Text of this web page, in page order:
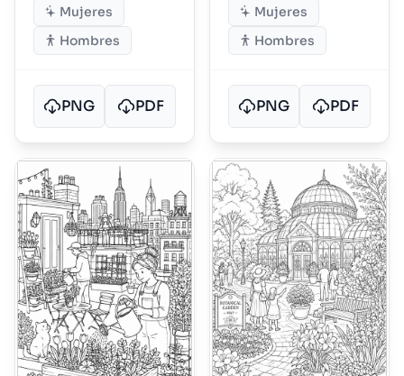
Mujeres
Hombres
PNG PDF
Mujeres
Hombres
PNG PDF